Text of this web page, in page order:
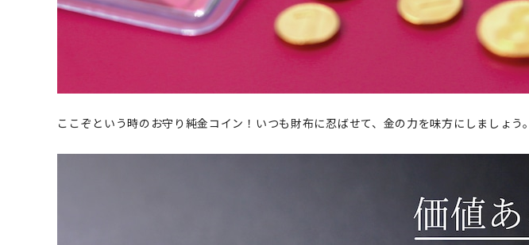
ここぞという時のお守り純金コイン！いつも財布に忍ばせて、金の力を味方にしましょう。